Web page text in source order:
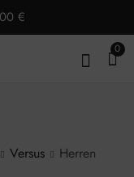
€
0
Versus Herren